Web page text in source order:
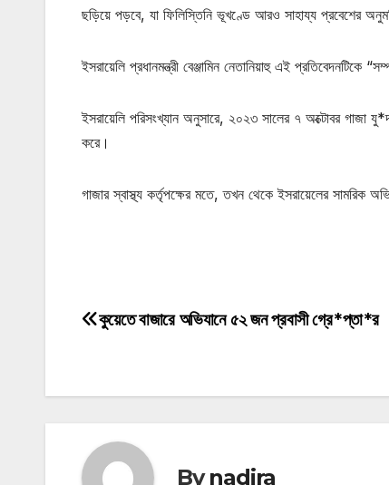
ছড়িয়ে পড়বে, যা ফিলিস্তিনি ভূখণ্ডে আরও সাহায্য প্রবেশের
ইসরায়েলি প্রধানমন্ত্রী বেঞ্জামিন নেতানিয়াহু এই প্রতিবেদনটিকে
ইসরায়েলি পরিসংখ্যান অনুসারে, ২০২৩ সালের ৭ অক্টোবর
করে।
গাজার স্বাস্থ্য কর্তৃপক্ষের মতে, তখন থেকে ইসরায়েলের সামরিক
Post
কুয়েতে বাজারে অভিযানে ৫২ জন প্রবাসী গ্রে*প্তা*র
Bynadira